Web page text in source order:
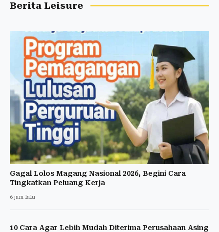
Berita Leisure
Gagal Lolos Magang Nasional 2026, Begini Cara
Tingkatkan Peluang Kerja
6 jam lalu
10 Cara Agar Lebih Mudah Diterima Perusahaan Asing